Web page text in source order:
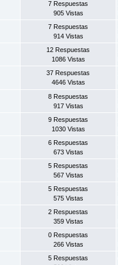
7 Respuestas
905 Vistas
7 Respuestas
914 Vistas
12 Respuestas
1086 Vistas
37 Respuestas
4646 Vistas
8 Respuestas
917 Vistas
9 Respuestas
1030 Vistas
6 Respuestas
673 Vistas
5 Respuestas
567 Vistas
5 Respuestas
575 Vistas
2 Respuestas
359 Vistas
0 Respuestas
266 Vistas
5 Respuestas